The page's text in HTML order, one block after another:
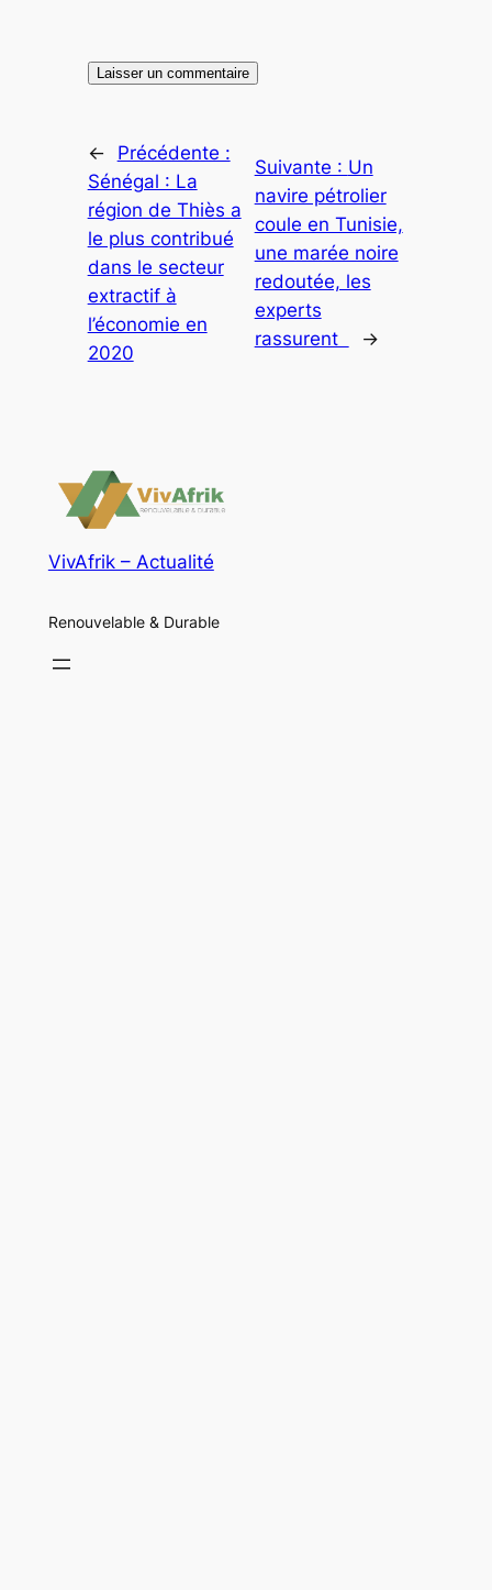
←
Précédente :
Sénégal : La
région de Thiès a
le plus contribué
dans le secteur
extractif à
l’économie en
2020
Suivante : Un
navire pétrolier
coule en Tunisie,
une marée noire
redoutée, les
experts
rassurent
→
VivAfrik – Actualité
Renouvelable & Durable